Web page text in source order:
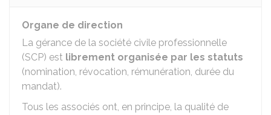
Organe de direction
La gérance de la société civile professionnelle
(SCP) est librement organisée par les statuts
(nomination, révocation, rémunération, durée du
mandat).
Tous les associés ont, en principe, la qualité de